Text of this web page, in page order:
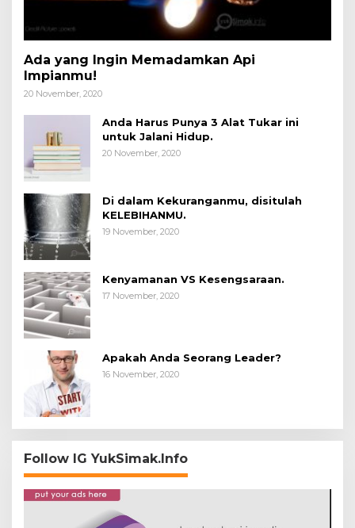
Ada yang Ingin Memadamkan Api
Impianmu!
20 November, 2020
Anda Harus Punya 3 Alat Tukar ini
untuk Jalani Hidup.
20 November, 2020
Di dalam Kekuranganmu, disitulah
KELEBIHANMU.
19 November, 2020
Kenyamanan VS Kesengsaraan.
17 November, 2020
Apakah Anda Seorang Leader?
16 November, 2020
Follow IG YukSimak.Info